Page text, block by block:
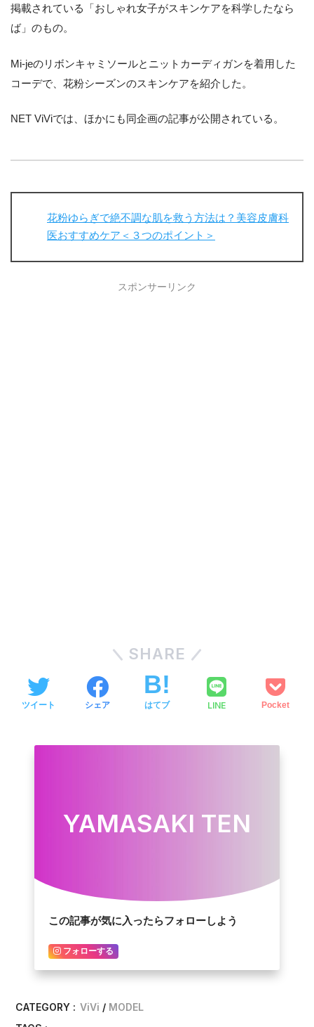
掲載されている「おしゃれ女子がスキンケアを科学したなら
ば」のもの。
Mi-jeのリボンキャミソールとニットカーディガンを着用した
コーデで、花粉シーズンのスキンケアを紹介した。
NET ViViでは、ほかにも同企画の記事が公開されている。
花粉ゆらぎで絶不調な肌を救う方法は？美容皮膚科
医おすすめケア＜３つのポイント＞
スポンサーリンク
SHARE
ツイート シェア はてブ LINE Pocket
YAMASAKI TEN
この記事が気に入ったらフォローしよう
フォローする
CATEGORY : ViVi
MODEL